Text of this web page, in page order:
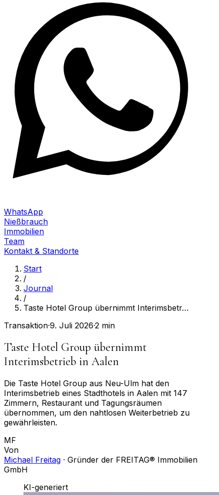
WhatsApp
Nießbrauch
Immobilien
Team
Kontakt & Standorte
Start
/
Journal
/
Taste Hotel Group übernimmt Interimsbetr…
Transaktion·9. Juli 2026·2 min
Taste Hotel Group übernimmt
Interimsbetrieb in Aalen
Die Taste Hotel Group aus Neu-Ulm hat den
Interimsbetrieb eines Stadthotels in Aalen mit 147
Zimmern, Restaurant und Tagungsräumen
übernommen, um den nahtlosen Weiterbetrieb zu
gewährleisten.
MF
Von
Michael Freitag · Gründer der FREITAG® Immobilien
GmbH
KI-generiert